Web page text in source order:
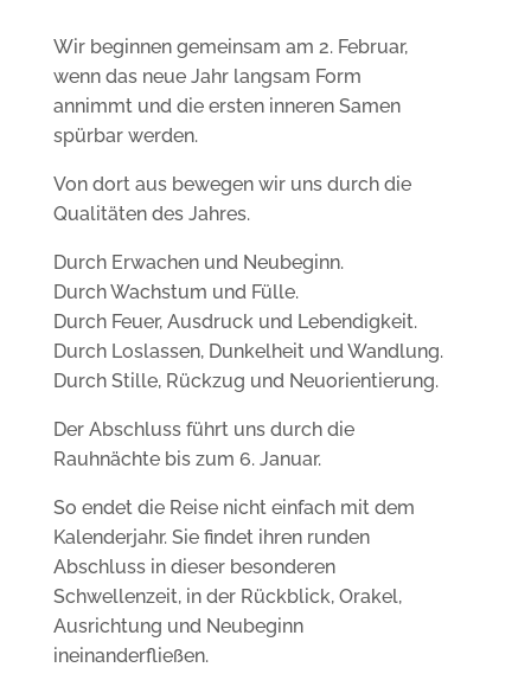
Wir beginnen gemeinsam am 2. Februar,
wenn das neue Jahr langsam Form
annimmt und die ersten inneren Samen
spürbar werden.
Von dort aus bewegen wir uns durch die
Qualitäten des Jahres.
Durch Erwachen und Neubeginn.
Durch Wachstum und Fülle.
Durch Feuer, Ausdruck und Lebendigkeit.
Durch Loslassen, Dunkelheit und Wandlung.
Durch Stille, Rückzug und Neuorientierung.
Der Abschluss führt uns durch die
Rauhnächte bis zum 6. Januar.
So endet die Reise nicht einfach mit dem
Kalenderjahr. Sie findet ihren runden
Abschluss in dieser besonderen
Schwellenzeit, in der Rückblick, Orakel,
Ausrichtung und Neubeginn
ineinanderfließen.